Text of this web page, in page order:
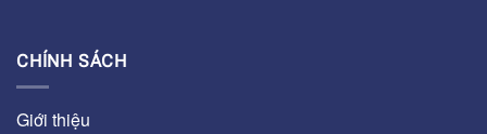
CHÍNH SÁCH
Giới thiệu